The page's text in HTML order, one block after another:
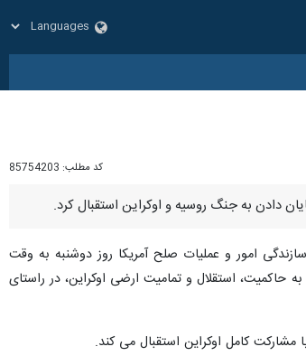
کد مطلب: 85754203